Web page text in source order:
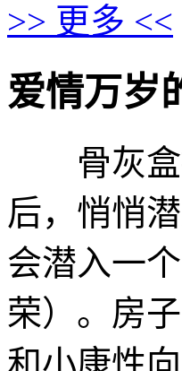
>> 更多 <<
爱情万岁
骨灰盒
后，悄悄
会潜入一
荣）。房
和小康性